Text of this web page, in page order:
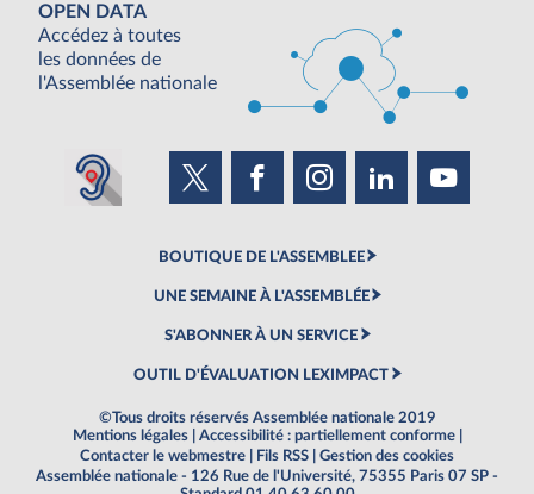
OPEN DATA
Accédez à toutes
les données de
l'Assemblée nationale
BOUTIQUE DE L'ASSEMBLEE
UNE SEMAINE À L'ASSEMBLÉE
S'ABONNER À UN SERVICE
OUTIL D'ÉVALUATION LEXIMPACT
©Tous droits réservés Assemblée nationale 2019
Mentions légales
Accessibilité : partiellement conforme
Contacter le webmestre
Fils RSS
Gestion des cookies
Assemblée nationale - 126 Rue de l'Université, 75355 Paris 07 SP -